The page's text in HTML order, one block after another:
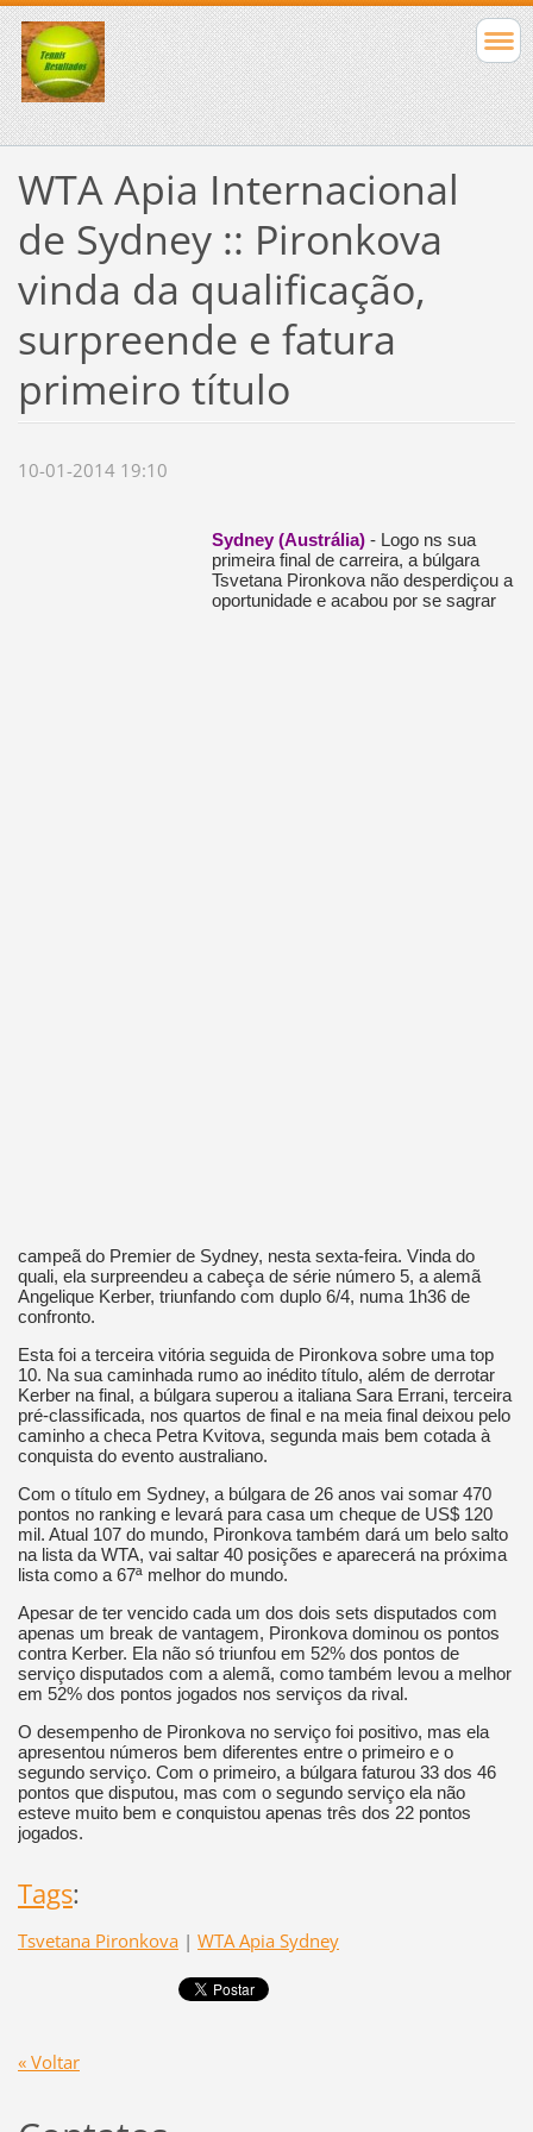
WTA Apia Internacional
de Sydney :: Pironkova
vinda da qualificação,
surpreende e fatura
primeiro título
10-01-2014 19:10
Sydney (Austrália)- Logo ns sua
primeira final de carreira, a búlgara
Tsvetana Pironkova não desperdiçou a
oportunidade e acabou por se sagrar
campeã do Premier de Sydney, nesta sexta-feira. Vinda do
quali, ela surpreendeu a cabeça de série número 5, a alemã
Angelique Kerber, triunfando com duplo 6/4, numa 1h36 de
confronto.
Esta foi a terceira vitória seguida de Pironkova sobre uma top
10. Na sua caminhada rumo ao inédito título, além de derrotar
Kerber na final, a búlgara superou a italiana Sara Errani, terceira
pré-classificada, nos quartos de final e na meia final deixou pelo
caminho a checa Petra Kvitova, segunda mais bem cotada à
conquista do evento australiano.
Com o título em Sydney, a búlgara de 26 anos vai somar 470
pontos no ranking e levará para casa um cheque de US$ 120
mil. Atual 107 do mundo, Pironkova também dará um belo salto
na lista da WTA, vai saltar 40 posições e aparecerá na próxima
lista como a 67ª melhor do mundo.
Apesar de ter vencido cada um dos dois sets disputados com
apenas um break de vantagem, Pironkova dominou os pontos
contra Kerber. Ela não só triunfou em 52% dos pontos de
serviço disputados com a alemã, como também levou a melhor
em 52% dos pontos jogados nos serviços da rival.
O desempenho de Pironkova no serviço foi positivo, mas ela
apresentou números bem diferentes entre o primeiro e o
segundo serviço. Com o primeiro, a búlgara faturou 33 dos 46
pontos que disputou, mas com o segundo serviço ela não
esteve muito bem e conquistou apenas três dos 22 pontos
jogados.
Tags:
Tsvetana Pironkova | WTA Apia Sydney
« Voltar